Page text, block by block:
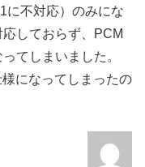
に不対応）のみにな
しておらず、PCM
てしまいました。
になってしまったの